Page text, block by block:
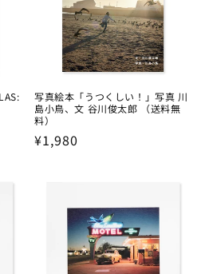
写真絵本「うつくしい！」写真 川
島小鳥、文 谷川俊太郎 （送料無
料）
Regular
¥1,980